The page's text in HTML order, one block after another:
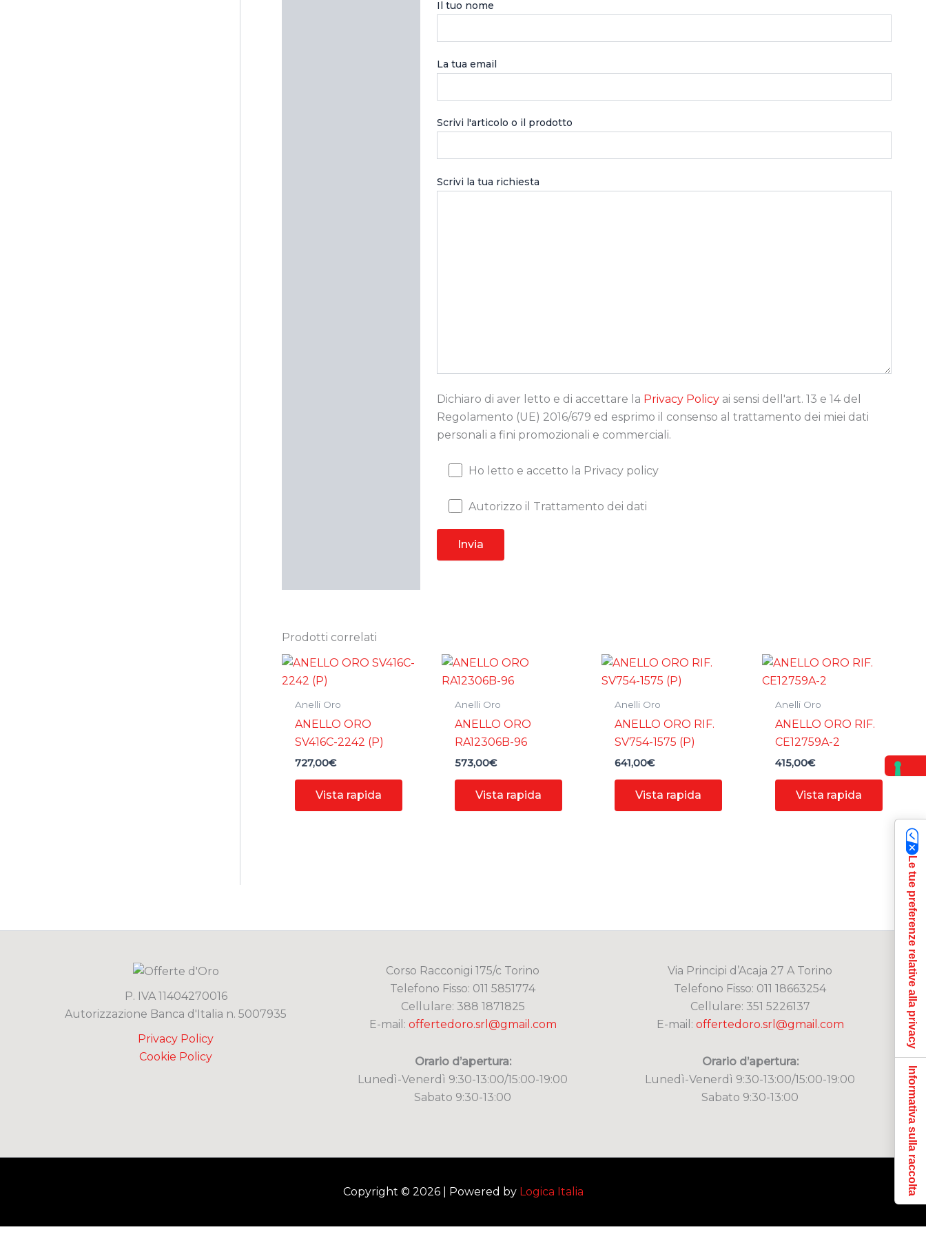
Il tuo nome
La tua email
Scrivi l'articolo o il prodotto
Scrivi la tua richiesta
Dichiaro di aver letto e di accettare la Privacy Policyai sensi dell'art. 13 e 14 del
Regolamento (UE) 2016/679 ed esprimo il consenso al trattamento dei miei dati
personali a fini promozionali e commerciali.
Ho letto e accetto la Privacy policy
Autorizzo il Trattamento dei dati
Prodotti correlati
Anelli Oro
ANELLO ORO
SV416C-2242 (P)
727,00€
Vista rapida
Anelli Oro
ANELLO ORO
RA12306B-96
573,00€
Vista rapida
Anelli Oro
ANELLO ORO RIF.
SV754-1575 (P)
641,00€
Vista rapida
Anelli Oro
ANELLO ORO RIF.
CE12759A-2
415,00€
Vista rapida
P. IVA 11404270016
Autorizzazione Banca d'Italia n. 5007935
Privacy Policy
Cookie Policy
Corso Racconigi 175/c Torino
Telefono Fisso: 011 5851774
Cellulare: 388 1871825
E-mail: offertedoro.srl@gmail.com
Orario d’apertura:
Lunedì-Venerdì 9:30-13:00/15:00-19:00
Sabato 9:30-13:00
Via Principi d’Acaja 27 A Torino
Telefono Fisso: 011 18663254
Cellulare: 351 5226137
E-mail: offertedoro.srl@gmail.com
Orario d’apertura:
Lunedì-Venerdì 9:30-13:00/15:00-19:00
Sabato 9:30-13:00
Copyright © 2026 | Powered by Logica Italia
Le tue preferenze relative alla privacy
Informativa sulla raccolta